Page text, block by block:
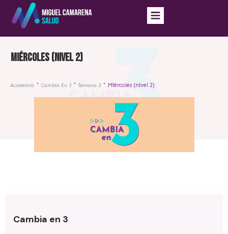
Miércoles (nivel 2)
Academia Cambia En 3 Semana 2 Miércoles (nivel 2)
Cambia en 3